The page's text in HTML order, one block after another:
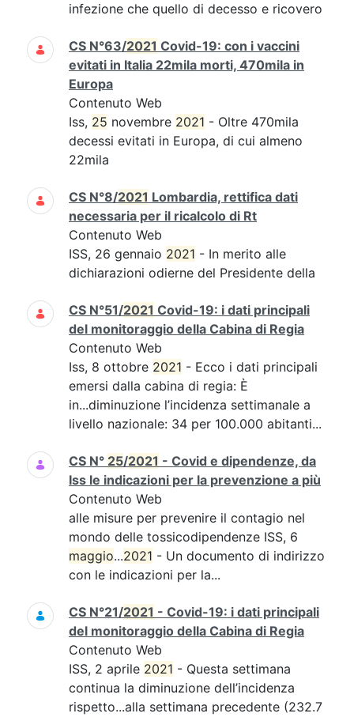
infezione che quello di decesso e ricovero
CS N°63/2021 Covid-19: con i vaccini
evitati in Italia 22mila morti, 470mila in
Europa
Contenuto Web
Iss, 25 novembre 2021 - Oltre 470mila
decessi evitati in Europa, di cui almeno
22mila
CS N°8/2021 Lombardia, rettifica dati
necessaria per il ricalcolo di Rt
Contenuto Web
ISS, 26 gennaio 2021 - In merito alle
dichiarazioni odierne del Presidente della
CS N°51/2021 Covid-19: i dati principali
del monitoraggio della Cabina di Regia
Contenuto Web
Iss, 8 ottobre 2021 - Ecco i dati principali
emersi dalla cabina di regia: È
in...diminuzione l’incidenza settimanale a
livello nazionale: 34 per 100.000 abitanti...
CS N° 25/2021 - Covid e dipendenze, da
Iss le indicazioni per la prevenzione a più
Contenuto Web
alle misure per prevenire il contagio nel
mondo delle tossicodipendenze ISS, 6
maggio...2021 - Un documento di indirizzo
con le indicazioni per la...
CS N°21/2021 - Covid-19: i dati principali
del monitoraggio della Cabina di Regia
Contenuto Web
ISS, 2 aprile 2021 - Questa settimana
continua la diminuzione dell’incidenza
rispetto...alla settimana precedente (232.7